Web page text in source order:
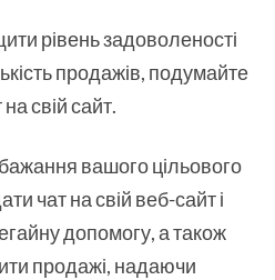
рівень задоволеності
продажів, подумайте
свій сайт.
вашого цільового
чат на свій веб-сайт і
допомогу, а також
продажі, надаючи